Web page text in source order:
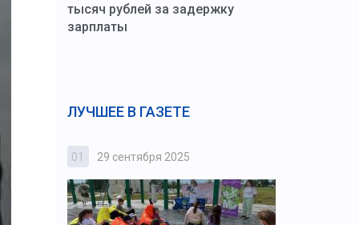
тысяч рублей за задержку
зарплаты
ЛУЧШЕЕ В ГАЗЕТЕ
01 29 сентября 2025